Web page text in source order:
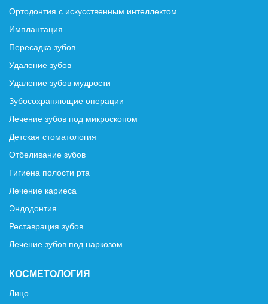
Ортодонтия с искусственным интеллектом
Имплантация
Пересадка зубов
Удаление зубов
Удаление зубов мудрости
Зубосохраняющие операции
Лечение зубов под микроскопом
Детская стоматология
Отбеливание зубов
Гигиена полости рта
Лечение кариеса
Эндодонтия
Реставрация зубов
Лечение зубов под наркозом
КОСМЕТОЛОГИЯ
Лицо